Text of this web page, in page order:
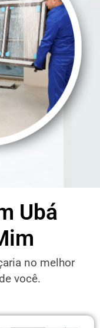
Ubá
no melhor
você.